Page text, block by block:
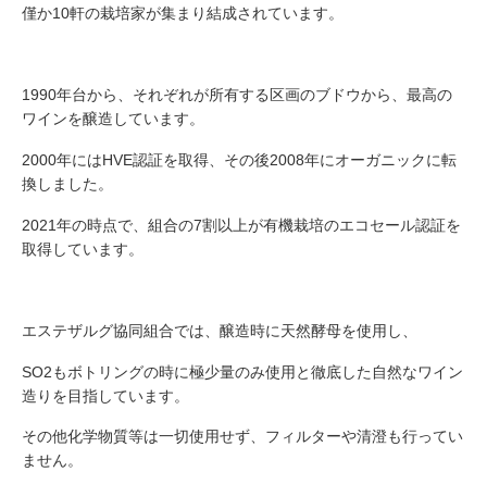
僅か10軒の栽培家が集まり結成されています。
1990年台から、それぞれが所有する区画のブドウから、最高の
ワインを醸造しています。
2000年にはHVE認証を取得、その後2008年にオーガニックに転
換しました。
2021年の時点で、組合の7割以上が有機栽培のエコセール認証を
取得しています。
エステザルグ協同組合では、醸造時に天然酵母を使用し、
SO2もボトリングの時に極少量のみ使用と徹底した自然なワイン
造りを目指しています。
その他化学物質等は一切使用せず、フィルターや清澄も行ってい
ません。